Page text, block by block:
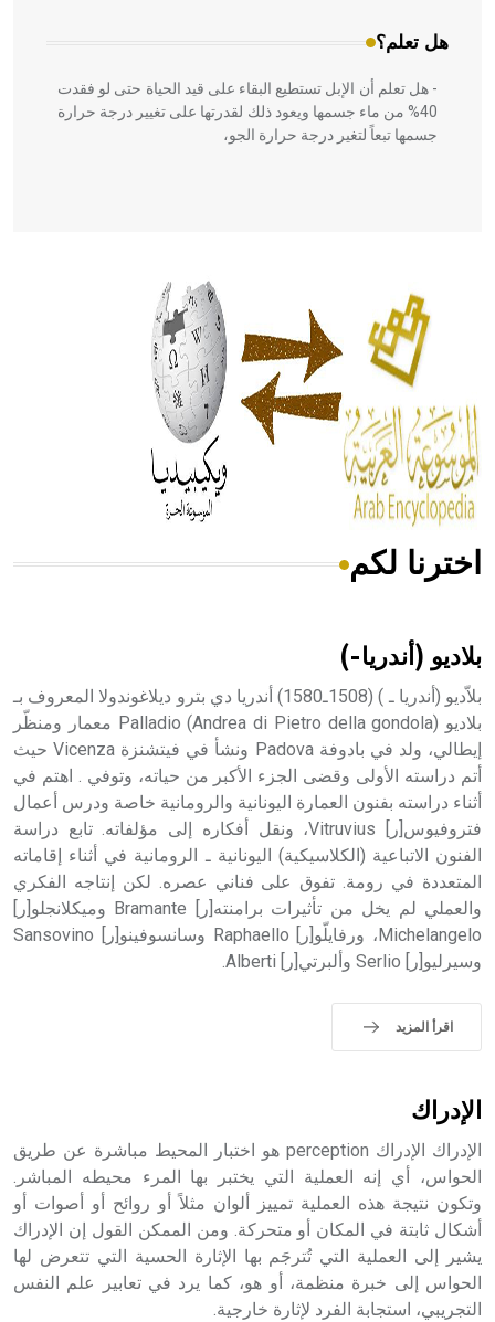
هل تعلم؟
- هل تعلم أن الإبل تستطيع البقاء على قيد الحياة حتى لو فقدت
40% من ماء جسمها ويعود ذلك لقدرتها على تغيير درجة حرارة
جسمها تبعاً لتغير درجة حرارة الجو،
الحكم، الأدلة، تنظيم التغذية، ورسالته في جروح الرأس. ويعود
له الفضل بأنه حرر الطب من الدين والفلسفة.
- هل تعلم أن المرجان إفراز حيواني يتكون في البحر ويتركب
من مادة كربونات الكلسيوم، وهو أحمر أو شديد الحمرة وهو
أجود أنواعه، ويمتاز بكبر الحجم ويسمى الش
هل تعلم أن الأبسيد كلمة فرنسية اللفظ تم اعتمادها مصطلحاً
- هل تعلم أن أبجر Abgar اسم معروف جيداً يعود إلى عدد من
الملوك الذين حكموا مدينة إديسا (الرها) من أبجر الأول وحتى
التاسع، وهم ينتسبون إلى أسرة أوسروين
- هل تعلم أن الأبجدية الكنعانية تتألف من /22/ علامة كتابية
sign تكتب منفصلة غير متصلة، وتعتمد المبدأ الأكوروفوني،
حيث تقتصر القيمة الصوتية للعلامة الك
اخترنا لكم
بلاديو (أندريا-)
بلاّديو (أندريا ـ ) (1508ـ1580) أندريا دي بترو ديلاغوندولا المعروف بـ
بلاديو (Andrea di Pietro della gondola) Palladio معمار ومنظّر
إيطالي، ولد في بادوفة Padova ونشأ في فيتشنزة Vicenza حيث
أتم دراسته الأولى وقضى الجزء الأكبر من حياته، وتوفي . اهتم في
أثناء دراسته بفنون العمارة اليونانية والرومانية خاصة ودرس أعمال
فتروفيوس[ر] Vitruvius، ونقل أفكاره إلى مؤلفاته. تابع دراسة
الفنون الاتباعية (الكلاسيكية) اليونانية ـ الرومانية في أثناء إقاماته
المتعددة في رومة. تفوق على فناني عصره. لكن إنتاجه الفكري
والعملي لم يخل من تأثيرات برامنته[ر] Bramante وميكلانجلو[ر]
Michelangelo، ورفايلّو[ر] Raphaello وسانسوفينو[ر] Sansovino
وسيرليو[ر] Serlio وألبرتي[ر] Alberti.
اقرأ المزيد
الإدراك
الإدراك الإدراك perception هو اختبار المحيط مباشرة عن طريق
الحواس، أي إنه العملية التي يختبر بها المرء محيطه المباشر.
وتكون نتيجة هذه العملية تمييز ألوان مثلاً أو روائح أو أصوات أو
أشكال ثابتة في المكان أو متحركة. ومن الممكن القول إن الإدراك
يشير إلى العملية التي تُترجَم بها الإثارة الحسية التي تتعرض لها
الحواس إلى خبرة منظمة، أو هو، كما يرد في تعابير علم النفس
التجريبي، استجابة الفرد لإثارة خارجية.